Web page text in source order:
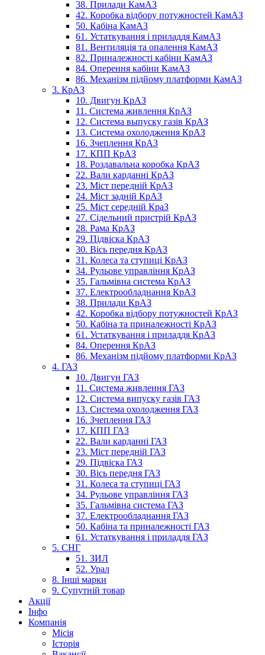
38. Прилади КамАЗ
42. Коробка відбору потужностей КамАЗ
50. Кабіна КамАЗ
61. Устаткування і приладдя КамАЗ
81. Вентиляція та опалення КамАЗ
82. Приналежності кабіни КамАЗ
84. Оперення кабіни КамАЗ
86. Механізм підйому платформи КамАЗ
3. КрАЗ
10. Двигун КрАЗ
11. Система живлення КрАЗ
12. Система выпуску газів КрАЗ
13. Система охолодження КрАЗ
16. Зчеплення КрАЗ
17. КПП КрАЗ
18. Роздавальна коробка КрАЗ
22. Вали карданні КрАЗ
23. Міст передній КрАЗ
24. Міст задній КрАЗ
25. Міст середній КраЗ
27. Сідельний пристрій КрАЗ
28. Рама КрАЗ
29. Підвіска КрАЗ
30. Вісь передня КрАЗ
31. Колеса та ступиці КрАЗ
34. Рульове управління КрАЗ
35. Гальмівна система КрАЗ
37. Електрообладнання КрАЗ
38. Прилади КрАЗ
42. Коробка відбору потужностей КрАЗ
50. Кабіна та приналежності КрАЗ
61. Устаткування і приладдя КрАЗ
84. Оперення КрАЗ
86. Механізм підйому платформи КрАЗ
4. ГАЗ
10. Двигун ГАЗ
11. Система живлення ГАЗ
12. Система випуску газів ГАЗ
13. Система охолодження ГАЗ
16. Зчеплення ГАЗ
17. КПП ГАЗ
22. Вали карданні ГАЗ
23. Міст передній ГАЗ
29. Підвіска ГАЗ
30. Вісь передня ГАЗ
31. Колеса та ступиці ГАЗ
34. Рульове управління ГАЗ
35. Гальмівна система ГАЗ
37. Електрообладнання ГАЗ
50. Кабіна та приналежності ГАЗ
61. Устаткування і приладдя ГАЗ
5. СНГ
51. ЗИЛ
52. Урал
8. Інші марки
9. Супутній товар
Акції
Інфо
Компанія
Місія
Історія